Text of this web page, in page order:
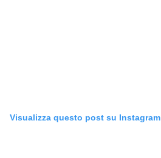
Visualizza questo post su Instagram